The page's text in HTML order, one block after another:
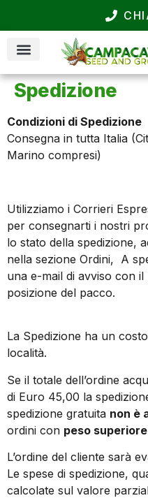
Spedizione
Condizioni di Spedizione
Consegna in tutta Italia
Marino compresi)
Utilizziamo i Corrieri
per consegnarti i nostri
lo stato della spedizione,
nella sezione Ordini, A
una e-mail di avviso con
posizione del pacco.
La Spedizione ha un
località.
Se il totale dell’ordine
di Euro 45,00 la
spedizione gratuita non è
ordini con peso
L’ordine del cliente sarà
Le spese di spedizione,
calcolate sul valore